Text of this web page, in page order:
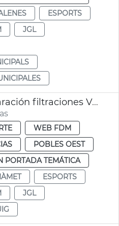
ESPORTS
JGL
JGL Licitación reparación filtraciones Velódromo València
WEB FDM
POBLES OEST
PORTADA TEMÁTICA
ESPORTS
JGL